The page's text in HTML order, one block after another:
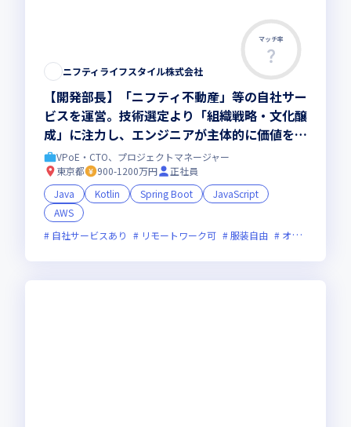
マッチ率
ニフティライフスタイル株式会社
【開発部長】「ニフティ不動産」等の自社サー
ビスを運営。技術選定より「組織戦略・文化醸
成」に注力し、エンジニアが主体的に価値を創
出する強い組織を創る/東証グロース上場
VPoE・CTO、プロジェクトマネージャー
東京都
900-1200万円
正社員
Java
Kotlin Spring Boot
JavaScript
AWS
自社サービスあり
リモートワーク可 服装自由 オンライン選考可